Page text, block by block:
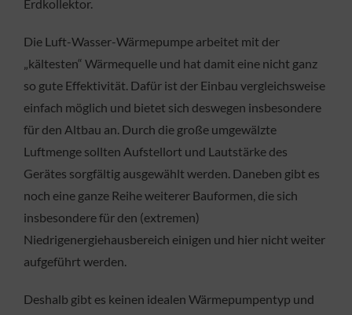
Erdkollektor.
Die Luft-Wasser-Wärmepumpe arbeitet mit der
„kältesten“ Wärmequelle und hat damit eine nicht ganz
so gute Effektivität. Dafür ist der Einbau vergleichsweise
einfach möglich und bietet sich deswegen insbesondere
für den Altbau an. Durch die große umgewälzte
Luftmenge sollten Aufstellort und Lautstärke des
Gerätes sorgfältig ausgewählt werden. Daneben gibt es
noch eine ganze Reihe weiterer Bauformen, die sich
insbesondere für den (extremen)
Niedrigenergiehausbereich einigen und hier nicht weiter
aufgeführt werden.
Deshalb gibt es keinen idealen Wärmepumpentyp und